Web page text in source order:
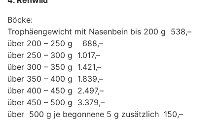
Böcke:
Trophäengewicht mit Nasenbein bis 200 g 538,–
über 200 – 250 g 688,–
über 250 – 300 g 1.017,–
über 300 – 350 g 1.421,–
über 350 – 400 g 1.839,–
über 400 – 450 g 2.497,–
über 450 – 500 g 3.379,–
über 500 g je begonnene 5 g zusätzlich 150,–